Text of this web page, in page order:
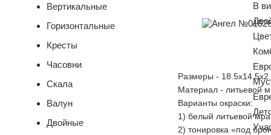
В
Вертикальные
Горизонтальные
Кресты
Часовни
Скала
Валун
Двойные
Размеры -
Материал - литьевой
Варианты окраски:
1) белый литьевой
2) тонировка «под